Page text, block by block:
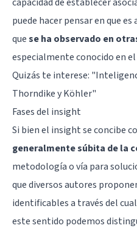
puede hacer pensar en que
quese ha observado en
especialmente conocido en
Quizás te interese: "
Thorndike y Köhler"
Fases del insight
Si bien el insight se concibe
generalmente súbita de la
metodología o vía para
que diversos autores
identificables a través del
este sentido podemos